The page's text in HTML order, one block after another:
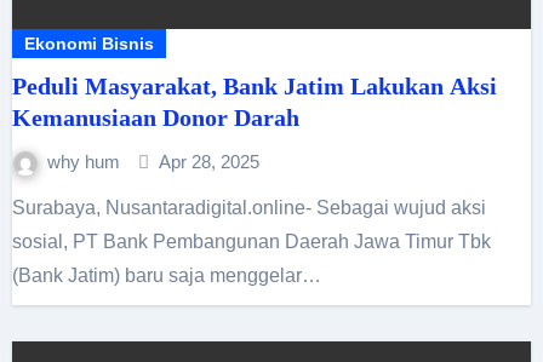
Ekonomi Bisnis
Peduli Masyarakat, Bank Jatim Lakukan Aksi
Kemanusiaan Donor Darah
why hum Apr 28, 2025
Surabaya, Nusantaradigital.online- Sebagai wujud aksi
sosial, PT Bank Pembangunan Daerah Jawa Timur Tbk
(Bank Jatim) baru saja menggelar…